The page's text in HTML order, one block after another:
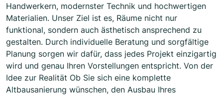
Handwerkern, modernster Technik und hochwertigen
Materialien. Unser Ziel ist es, Räume nicht nur
funktional, sondern auch ästhetisch ansprechend zu
gestalten. Durch individuelle Beratung und sorgfältige
Planung sorgen wir dafür, dass jedes Projekt einzigartig
wird und genau Ihren Vorstellungen entspricht. Von der
Idee zur Realität Ob Sie sich eine komplette
Altbausanierung wünschen, den Ausbau Ihres